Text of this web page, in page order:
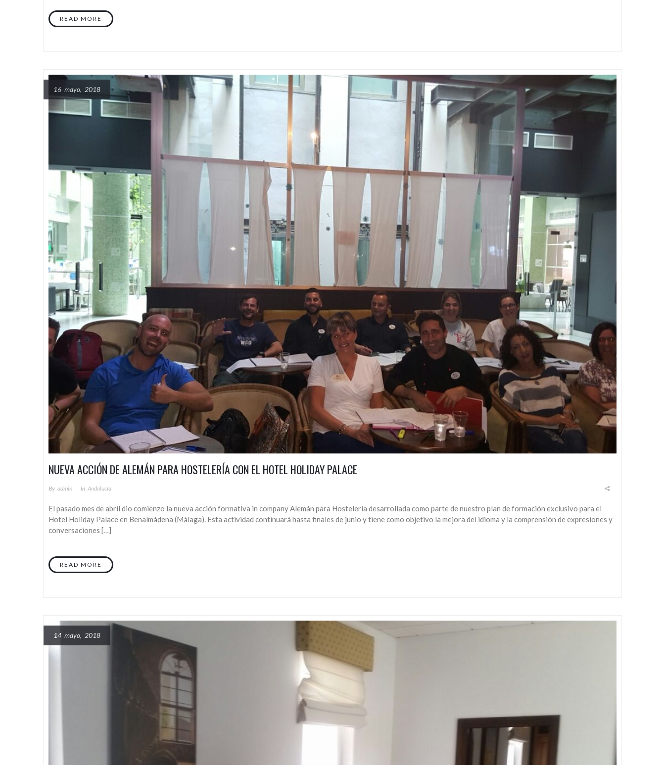
READ MORE
16 mayo, 2018
NUEVA ACCIÓN DE ALEMÁN PARA HOSTELERÍA CON EL HOTEL HOLIDAY PALACE
By Admin In Andalucía
El pasado mes de abril dio comienzo la nueva acción formativa in company Alemán para Hostelería desarrollada como parte de nuestro plan de formación exclusivo para el
Hotel Holiday Palace en Benalmádena (Málaga). Esta actividad continuará hasta finales de junio y tiene como objetivo la mejora del idioma y la comprensión de expresiones y
conversaciones […]
READ MORE
14 mayo, 2018